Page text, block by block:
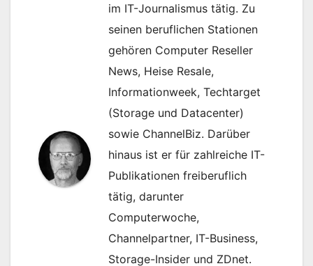
im IT-Journalismus tätig. Zu
seinen beruflichen Stationen
gehören Computer Reseller
News, Heise Resale,
Informationweek, Techtarget
(Storage und Datacenter)
sowie ChannelBiz. Darüber
hinaus ist er für zahlreiche IT-
Publikationen freiberuflich
tätig, darunter
Computerwoche,
Channelpartner, IT-Business,
Storage-Insider und ZDnet.